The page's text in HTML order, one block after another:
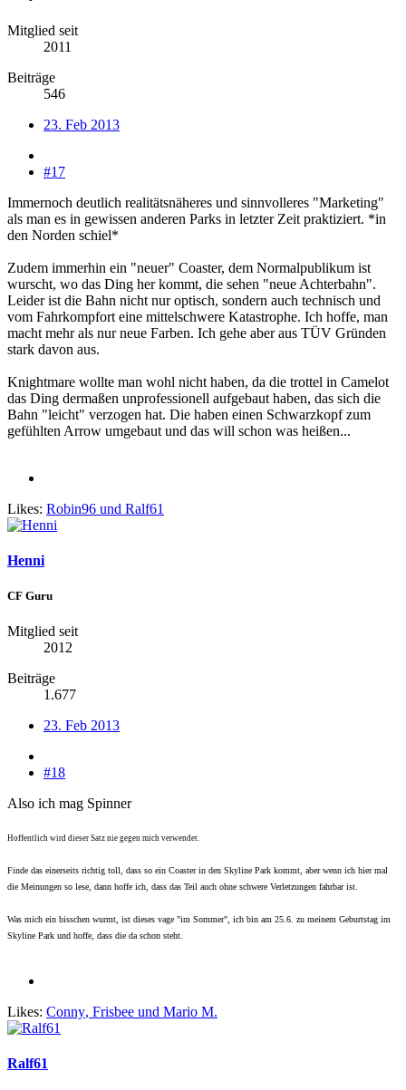
Mitglied seit
2011
Beiträge
546
23. Feb 2013
#17
Immernoch deutlich realitätsnäheres und sinnvolleres "Marketing"
als man es in gewissen anderen Parks in letzter Zeit praktiziert. *in
den Norden schiel*
Zudem immerhin ein "neuer" Coaster, dem Normalpublikum ist
wurscht, wo das Ding her kommt, die sehen "neue Achterbahn".
Leider ist die Bahn nicht nur optisch, sondern auch technisch und
vom Fahrkompfort eine mittelschwere Katastrophe. Ich hoffe, man
macht mehr als nur neue Farben. Ich gehe aber aus TÜV Gründen
stark davon aus.
Knightmare wollte man wohl nicht haben, da die trottel in Camelot
das Ding dermaßen unprofessionell aufgebaut haben, das sich die
Bahn "leicht" verzogen hat. Die haben einen Schwarzkopf zum
gefühlten Arrow umgebaut und das will schon was heißen...
Likes: Robin96 und Ralf61
Henni
CF Guru
Mitglied seit
2012
Beiträge
1.677
23. Feb 2013
#18
Also ich mag Spinner
Hoffentlich wird dieser Satz nie gegen mich verwendet.
Finde das einerseits richtig toll, dass so ein Coaster in den Skyline Park kommt, aber wenn ich hier mal
die Meinungen so lese, dann hoffe ich, dass das Teil auch ohne schwere Verletzungen fahrbar ist.
Was mich ein bisschen wurmt, ist dieses vage "im Sommer", ich bin am 25.6. zu meinem Geburtstag im
Skyline Park und hoffe, dass die da schon steht.
Likes: Conny, Frisbee und Mario M.
Ralf61